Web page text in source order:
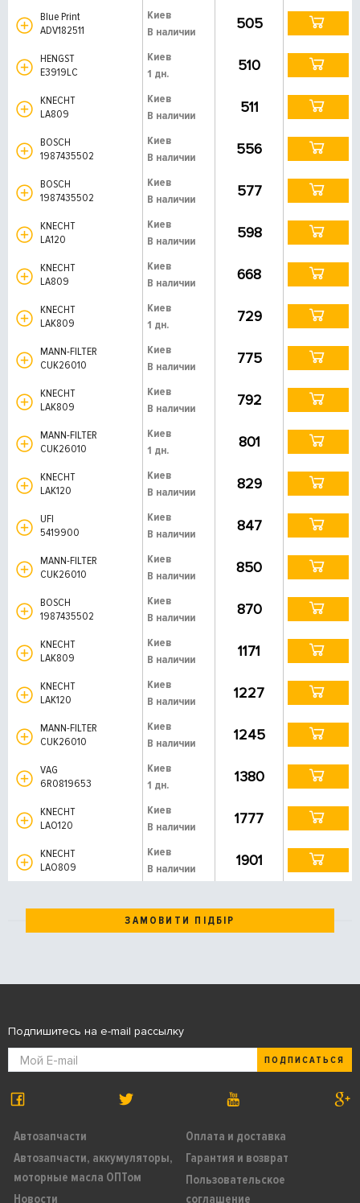
Blue Print
ADV182511
Киев
В наличии
505
HENGST
E3919LC
Киев
1 дн.
510
KNECHT
LA809
Киев
В наличии
511
BOSCH
1987435502
Киев
В наличии
556
BOSCH
1987435502
Киев
В наличии
577
KNECHT
LA120
Киев
В наличии
598
KNECHT
LA809
Киев
В наличии
668
KNECHT
LAK809
Киев
1 дн.
729
MANN-FILTER
CUK26010
Киев
В наличии
775
KNECHT
LAK809
Киев
В наличии
792
MANN-FILTER
CUK26010
Киев
1 дн.
801
KNECHT
LAK120
Киев
В наличии
829
UFI
5419900
Киев
В наличии
847
MANN-FILTER
CUK26010
Киев
В наличии
850
BOSCH
1987435502
Киев
В наличии
870
KNECHT
LAK809
Киев
В наличии
1171
KNECHT
LAK120
Киев
В наличии
1227
MANN-FILTER
CUK26010
Киев
В наличии
1245
VAG
6R0819653
Киев
1 дн.
1380
KNECHT
LAO120
Киев
В наличии
1777
KNECHT
LAO809
Киев
В наличии
1901
ЗАМОВИТИ ПІДБІР
Автозапчасти
Автозапчасти, аккумуляторы,
моторные масла ОПТом
Новости
Оплата и доставка
Гарантия и возврат
Пользовательское
соглашение
Подпишитесь на e-mail рассылку
ПОДПИСАТЬСЯ